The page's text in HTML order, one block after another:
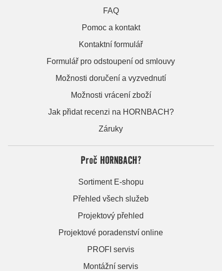
FAQ
Pomoc a kontakt
Kontaktní formulář
Formulář pro odstoupení od smlouvy
Možnosti doručení a vyzvednutí
Možnosti vrácení zboží
Jak přidat recenzi na HORNBACH?
Záruky
Proč HORNBACH?
Sortiment E-shopu
Přehled všech služeb
Projektový přehled
Projektové poradenství online
PROFI servis
Montážní servis